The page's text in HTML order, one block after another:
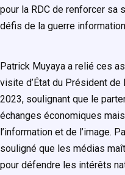
pour la RDC de renforcer sa
défis de la guerre
Patrick Muyaya a relié ces
visite d’État du Président de
2023, soulignant que le
échanges économiques
l’information et de l’image.
souligné que les médias
pour défendre les intérêts